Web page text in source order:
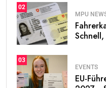
02
MPU
03
EVENTS
EU-